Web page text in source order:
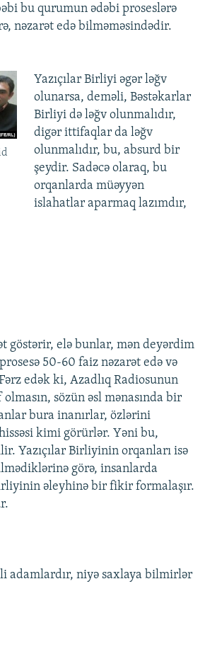
bu qurumun ədəbi proseslərə
nəzarət edə bilməməsindədir.
Yazıçılar Birliyi əgər ləğv
olunarsa, deməli, Bəstəkarlar
Birliyi də ləğv olunmalıdır,
digər ittifaqlar da ləğv
olunmalıdır, bu, absurd bir
şeydir. Sadəcə olaraq, bu
orqanlarda müəyyən
islahatlar aparmaq lazımdır,
göstərir, elə bunlar, mən deyərdim
50-60 faiz nəzarət edə və
edək ki, Azadlıq Radiosunun
sözün əsl mənasında bir
bura inanırlar, özlərini
kimi görürlər. Yəni bu,
Yazıçılar Birliyinin orqanları isə
görə, insanlarda
əleyhinə bir fikir formalaşır.
adamlardır, niyə saxlaya bilmirlər